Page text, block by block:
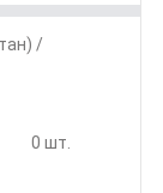
/
0 шт.